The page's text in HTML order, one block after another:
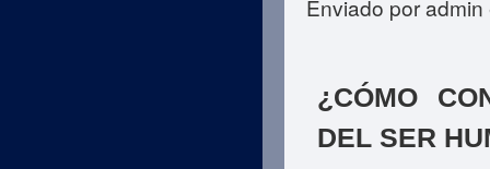
Enviado poradmin
¿CÓMO
DEL SER